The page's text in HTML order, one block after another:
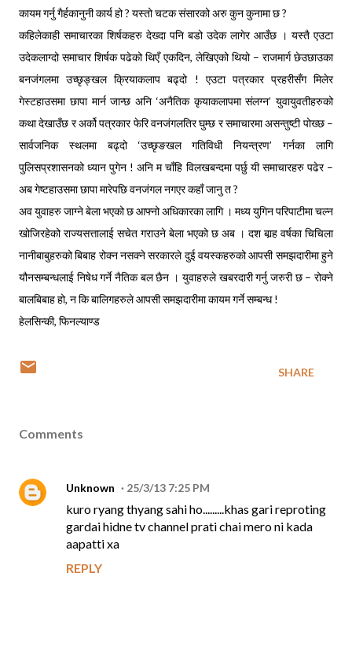
कायम गर्नु गैर्हकानुनी कार्य हो ? यस्तो चटक संसारको अरु कुन कुनामा छ ?
कहिलेकाही समाचारका शिर्षकहरु देख्दा पनि बडो उदेक लागेर आउँछ । यस्तै एउटा
उदेकलाग्दो समाचार शिर्षक पढेको थिएँ एकदिन, लेखिएको थियो – राजमार्ग छेउछाउका
बनजंगलमा उच्छृङ्खल क्रियाकलाप बढ्दो ! एउटा पत्रकार प्रहरीसँग मिलेर
गेस्टहाउसमा छापा मार्न जान्छ अनि ‘अनैतिक कृयाकलापमा संलग्न’ युवायुवतीहरुको
कथा देखाउँछ र अर्को पत्रकार फेरि वनजंगलतिर घुम्छ र समाचारमा असन्तुष्टी पोख्छ –
सार्वजनिक स्थलमा बढ्दो ‘उच्छृङखल गतिविधी नियन्त्रण’ गर्नका लागि
पुलिसप्रशासनको ध्यान पुगेन ! अनि म चाँहि विलखबन्दमा पर्छु यी समाचारहरु पढेर –
अब गेष्टहाउसमा छापा मारेपछि वनजंगल नगएर कहाँ जानु त ?
अव युवाहरु जाग्ने बेला भएको छ आफ्नो अधिकारका लागि । मध्य युगिन परिपाटीमा चल्न
खोजिरहेको राज्यसत्तालाई सचेत गराउने बेला भएको छ अब । दश बार्‍ह वर्षका चिचिला
नानीबाबुहरुको बिबाह रोक्न नसक्ने सरकारले दुई वयस्कहरुको आपसी समझदारीमा हुने
यौनसम्बन्धलाई निषेध गर्ने नैतिक बल छैन । युवाहरुले खबरदारी गर्नु जरुरी छ – रोक्ने
बालबिबाह हो, न कि बालिगहरुले आपसी समझदारीमा कायम गर्ने सम्बन्ध !
हेलसिन्की, फिनल्याण्ड
SHARE
Comments
Unknown 25/3/13 7:25 PM
kuro ryang thyang sahi ho.........khas gari reproting
gardai hidne tv channel prati chai mero ni kada
aapatti xa
REPLY